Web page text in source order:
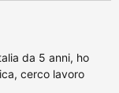
da 5 anni, ho
cerco lavoro